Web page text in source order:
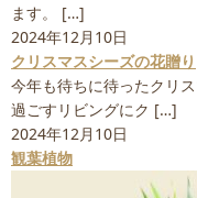
ます。 […]
2024年12月10日
クリスマスシーズの花贈り
今年も待ちに待ったクリ
過ごすリビングにク […]
2024年12月10日
観葉植物